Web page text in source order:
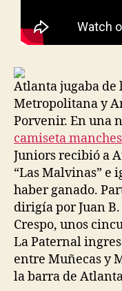
Atlanta jugaba de
Metropolitana y
Porvenir. En una
camiseta
Juniors recibió a
“Las Malvinas” e
haber ganado.
dirigía por Juan
Crespo, unos
La Paternal
entre Muñecas y
la barra de